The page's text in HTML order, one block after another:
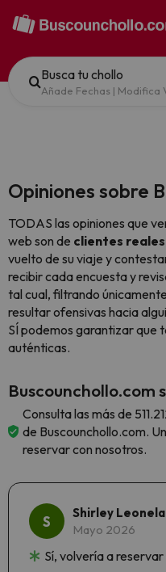
Busca tu chollo
Añade Fechas | Modifica
Opiniones sobre
TODAS las opiniones que
web son de clientes
vuelto de su viaje y
recibir cada encuesta y
tal cual, filtrando
resultar ofensivas hacia
SÍ podemos garantizar que
auténticas.
Buscounchollo.com
Consulta las más de
de Buscounchollo.com.
reservar con nosotros.